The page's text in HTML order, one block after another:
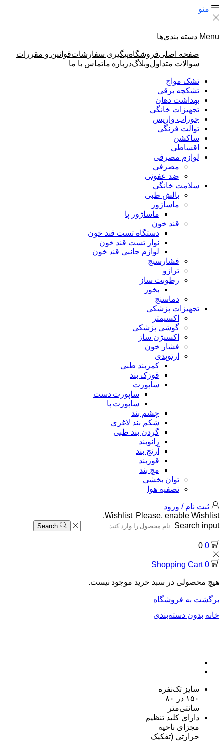
منو
Menu دسته بندی‌ها
صفحه اصلیفروشگاهپیگیری سفارشاتقوانین و مقررات
سوالات متداولوبلاگدرباره ماتماس با ما
تشک مواج
تشکچه برقی
بهداشت دهان
تجهیزات خانگی
جوراب واریس
توالت فرنگی
ساکشن
اقساطی
لوازم مصرفی
مصرفی
ضد عفونی
سلامت خانگی
بالش طبی
ماساژور
ماساژور پا
قند خون
دستگاه تست قند خون
نوار تست قند خون
لوازم جانبی قند خون
فشارسنج
ترازو
رطوبت ساز
بخور
دماسنج
تجهیزات پزشکی
اکسیمتر
گوشی پزشکی
اکسیژن ساز
فشار خون
ارتوپدی
کمربند طبی
قوزک بند
ساپورت
ساپورت دست
ساپورت پا
چشم بند
شکم بند لاغری
گردن بند طبی
زانوبند
آرنج بند
قوزبند
مچ بند
توان بخشی
تصفیه هوا
ثبت نام / ورود
Wishlist Please, enable Wishlist.
Search input
Search
0
0
0
Shopping Cart
هیچ محصولی در سبد خرید موجود نیست.
برگشت به فروشگاه
خانه بدون دسته‌بندی
سایز تک‌نفره
۱۵۰ در ۸۰
سانتی‌متر
دارای کلید تنظیم
مجزای ناحیه
حرارتی (تفکیک